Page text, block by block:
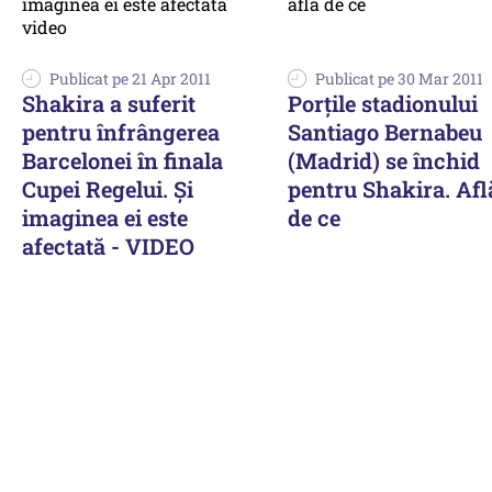
Publicat pe 21 Apr 2011
Shakira a suferit
pentru înfrângerea
Barcelonei în finala
Cupei Regelui. Și
imaginea ei este
afectată - VIDEO
Publicat pe 30 Mar 2011
Porțile stadionului
Santiago Bernabeu
(Madrid) se închid
pentru Shakira.
de ce